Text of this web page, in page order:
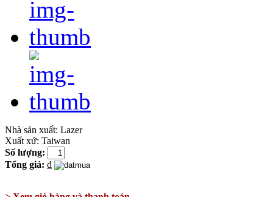
Nhà sản xuất: Lazer
Xuất xứ: Taiwan
Số lượng:
Tổng giá: ₫